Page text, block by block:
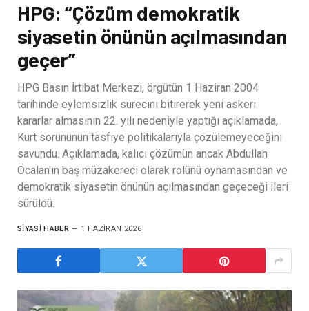
HPG: “Çözüm demokratik
siyasetin önünün açılmasından
geçer”
HPG Basın İrtibat Merkezi, örgütün 1 Haziran 2004
tarihinde eylemsizlik sürecini bitirerek yeni askeri
kararlar almasının 22. yılı nedeniyle yaptığı açıklamada,
Kürt sorununun tasfiye politikalarıyla çözülemeyeceğini
savundu. Açıklamada, kalıcı çözümün ancak Abdullah
Öcalan'ın baş müzakereci olarak rolünü oynamasından ve
demokratik siyasetin önünün açılmasından geçeceği ileri
sürüldü.
SIYASI HABER 1 HAZIRAN 2026